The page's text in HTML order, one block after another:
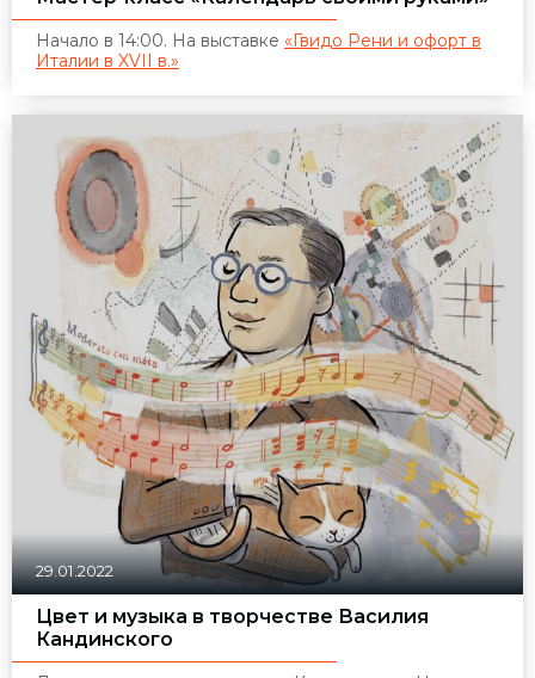
Начало в 14:00. На выставке «Гвидо Рени и офорт в
Италии в XVII в.»
29.01.2022
Цвет и музыка в творчестве Василия
Кандинского